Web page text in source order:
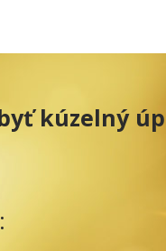
kúzelný